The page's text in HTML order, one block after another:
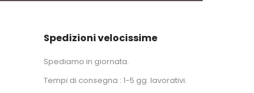
Spedizioni velocissime
Spediamo in giornata.
Tempi di consegna : 1-5 gg. lavorativi.